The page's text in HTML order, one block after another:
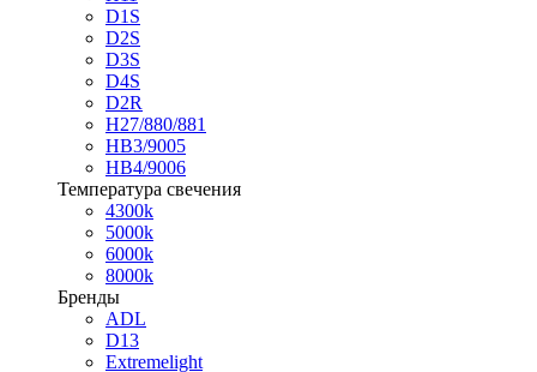
D1S
D2S
D3S
D4S
D2R
H27/880/881
HB3/9005
HB4/9006
Температура свечения
4300k
5000k
6000k
8000k
Бренды
ADL
D13
Extremelight